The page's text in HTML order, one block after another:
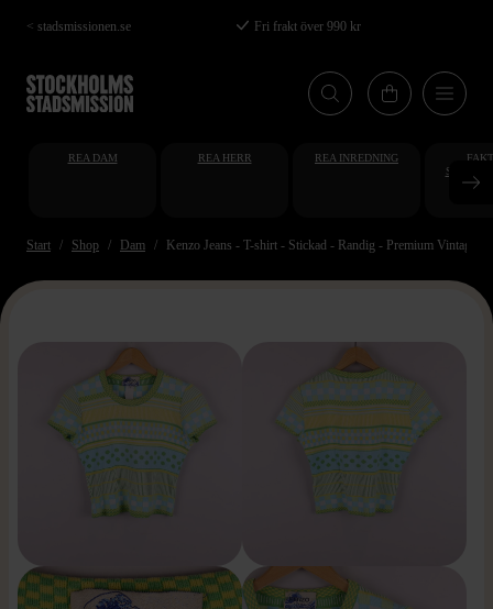
Hoppa
till
huvudinnehåll
< stadsmissionen.se Fri frakt över 990 kr
REA DAM REA HERR REA INREDNING
Start Shop Dam Kenzo Jeans - T-shirt - Stickad - Randig - Premium Vintage